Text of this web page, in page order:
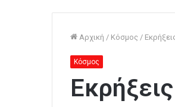
Αρχική / Κόσμος /
Κόσμος